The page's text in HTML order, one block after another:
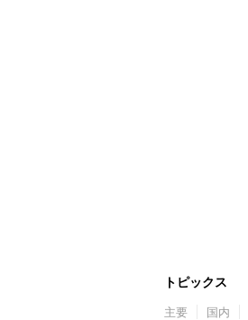
トピックス
主要 国内